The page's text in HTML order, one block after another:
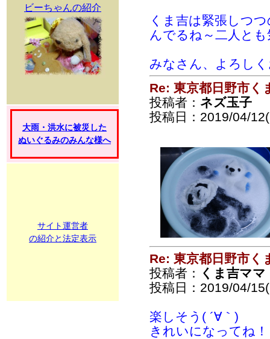
ビーちゃんの紹介
大雨・洪水に被災した
ぬいぐるみのみんな様へ
サイト運営者
の紹介と法定表示
くま吉は緊張しつ
んでるね～二人と
みなさん、よろし
Re: 東京都日野市く
投稿者： ネズ玉子
投稿日：2019/04/
Re: 東京都日野市く
投稿者：
くま吉ママ
投稿日：2019/04/
楽しそう( ´∀｀)
きれいになってね！